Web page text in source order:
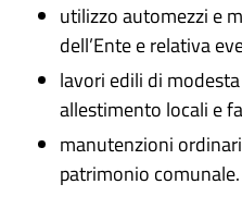
utilizzo automezzi e
dell’Ente e relativa
lavori edili di
allestimento locali e
manutenzioni
patrimonio comunale.